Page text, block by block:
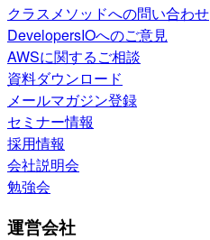
クラスメソッドへの問い合わせ
DevelopersIOへのご意見
AWSに関するご相談
資料ダウンロード
メールマガジン登録
セミナー情報
採用情報
会社説明会
勉強会
運営会社